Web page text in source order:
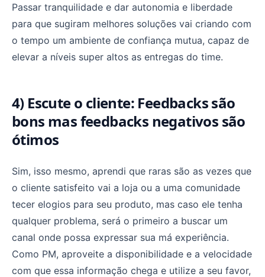
Passar tranquilidade e dar autonomia e liberdade
para que sugiram melhores soluções vai criando com
o tempo um ambiente de confiança mutua, capaz de
elevar a níveis super altos as entregas do time.
4) Escute o cliente: Feedbacks são
bons mas feedbacks negativos são
ótimos
Sim, isso mesmo, aprendi que raras são as vezes que
o cliente satisfeito vai a loja ou a uma comunidade
tecer elogios para seu produto, mas caso ele tenha
qualquer problema, será o primeiro a buscar um
canal onde possa expressar sua má experiência.
Como PM, aproveite a disponibilidade e a velocidade
com que essa informação chega e utilize a seu favor,